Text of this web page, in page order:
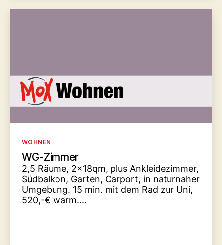
Kategorien
WOHNEN
WG-Zimmer
2,5 Räume, 2x18qm, plus Ankleidezimmer,
Südbalkon, Garten, Carport, in naturnaher
Umgebung. 15 min. mit dem Rad zur Uni,
520,-€ warm.…